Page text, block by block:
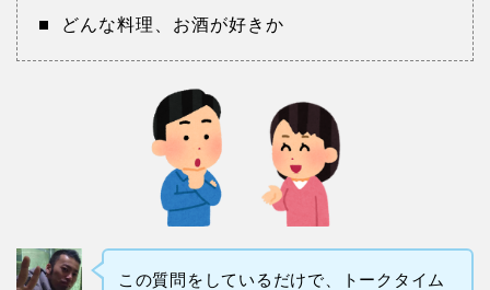
どんな料理、お酒が好きか
この質問をしているだけで、トークタイム